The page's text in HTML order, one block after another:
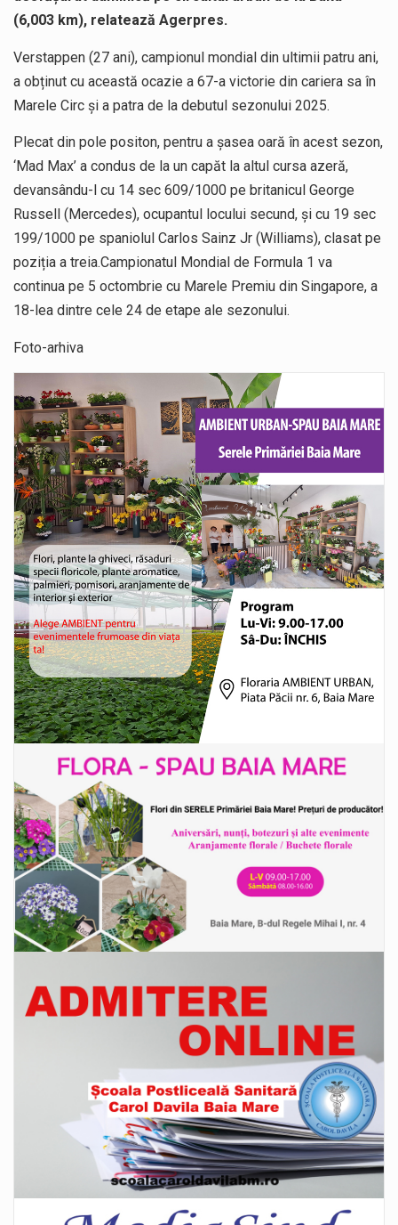
(6,003 km), relatează Agerpres.
Verstappen (27 ani), campionul mondial din ultimii patru ani,
a obținut cu această ocazie a 67-a victorie din cariera sa în
Marele Circ și a patra de la debutul sezonului 2025.
Plecat din pole positon, pentru a șasea oară în acest sezon,
‘Mad Max’ a condus de la un capăt la altul cursa azeră,
devansându-l cu 14 sec 609/1000 pe britanicul George
Russell (Mercedes), ocupantul locului secund, și cu 19 sec
199/1000 pe spaniolul Carlos Sainz Jr (Williams), clasat pe
poziția a treia.Campionatul Mondial de Formula 1 va
continua pe 5 octombrie cu Marele Premiu din Singapore, a
18-lea dintre cele 24 de etape ale sezonului.
Foto-arhiva